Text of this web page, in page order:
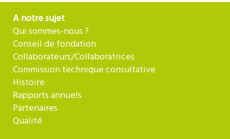
A notre sujet
Qui sommes-nous ?
Conseil de fondation
Collaborateurs/Collaboratrices
Commission technique consultative
Histoire
Rapports annuels
Partenaires
Qualité